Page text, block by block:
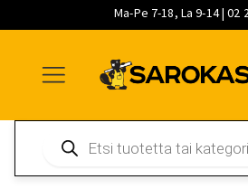
Ma-Pe 7-18, La 9-14 | 02
navigointiin
sisältöön
pääsisältöön
search